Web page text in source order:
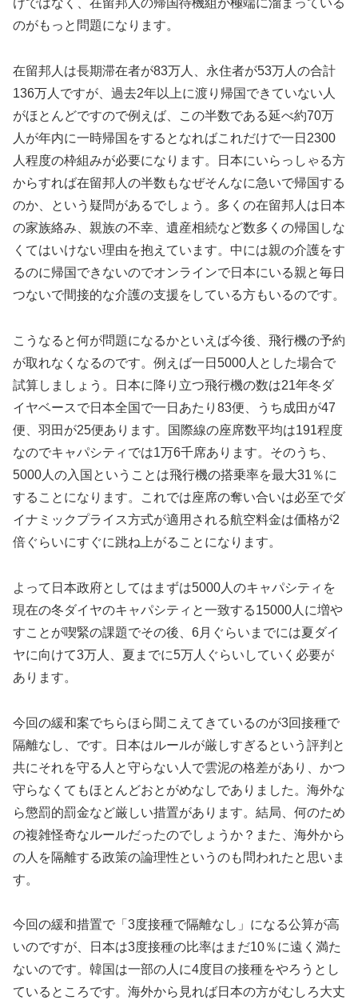
けではなく、在留邦人の帰国待機組が極端に溜まっている
のがもっと問題になります。
在留邦人は長期滞在者が83万人、永住者が53万人の合計
136万人ですが、過去2年以上に渡り帰国できていない人
がほとんどですので例えば、この半数である延べ約70万
人が年内に一時帰国をするとなればこれだけで一日2300
人程度の枠組みが必要になります。日本にいらっしゃる方
からすれば在留邦人の半数もなぜそんなに急いで帰国する
のか、という疑問があるでしょう。多くの在留邦人は日本
の家族絡み、親族の不幸、遺産相続など数多くの帰国しな
くてはいけない理由を抱えています。中には親の介護をす
るのに帰国できないのでオンラインで日本にいる親と毎日
つないで間接的な介護の支援をしている方もいるのです。
こうなると何が問題になるかといえば今後、飛行機の予約
が取れなくなるのです。例えば一日5000人とした場合で
試算しましょう。日本に降り立つ飛行機の数は21年冬ダ
イヤベースで日本全国で一日あたり83便、うち成田が47
便、羽田が25便あります。国際線の座席数平均は191程度
なのでキャパシティでは1万6千席あります。そのうち、
5000人の入国ということは飛行機の搭乗率を最大31％に
することになります。これでは座席の奪い合いは必至でダ
イナミックプライス方式が適用される航空料金は価格が2
倍ぐらいにすぐに跳ね上がることになります。
よって日本政府としてはまずは5000人のキャパシティを
現在の冬ダイヤのキャパシティと一致する15000人に増や
すことが喫緊の課題でその後、6月ぐらいまでには夏ダイ
ヤに向けて3万人、夏までに5万人ぐらいしていく必要が
あります。
今回の緩和案でちらほら聞こえてきているのが3回接種で
隔離なし、です。日本はルールが厳しすぎるという評判と
共にそれを守る人と守らない人で雲泥の格差があり、かつ
守らなくてもほとんどおとがめなしでありました。海外な
ら懲罰的罰金など厳しい措置があります。結局、何のため
の複雑怪奇なルールだったのでしょうか？また、海外から
の人を隔離する政策の論理性というのも問われたと思いま
す。
今回の緩和措置で「3度接種で隔離なし」になる公算が高
いのですが、日本は3度接種の比率はまだ10％に遠く満た
ないのです。韓国は一部の人に4度目の接種をやろうとし
ているところです。海外から見れば日本の方がむしろ大丈